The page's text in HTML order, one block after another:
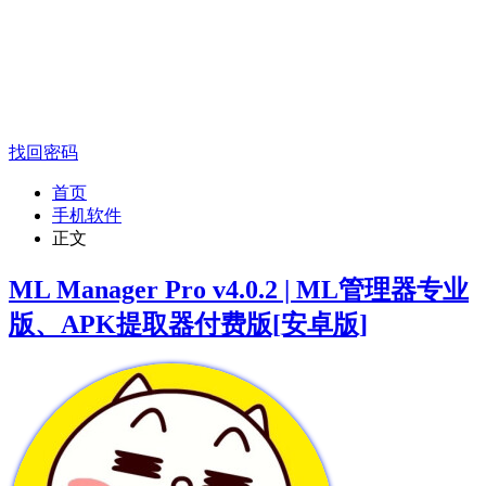
找回密码
首页
手机软件
正文
ML Manager Pro v4.0.2 | ML管理器专业
版、APK提取器付费版[安卓版]